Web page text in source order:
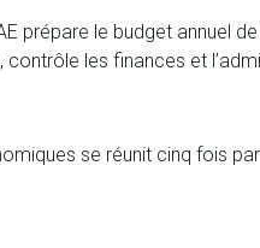
prépare le budget annuel
les finances et
se réunit cinq fois